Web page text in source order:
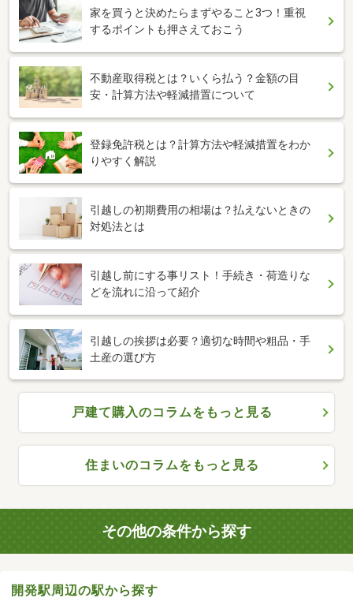
家を買うと決めたらまずやること3つ！重視
するポイントも押さえておこう
不動産取得税とは？いくら払う？金額の目
安・計算方法や軽減措置について
登録免許税とは？計算方法や軽減措置をわか
りやすく解説
引越しの初期費用の相場は？払えないときの
対処法とは
引越し前にする事リスト！手続き・荷造りな
どを流れに沿って紹介
引越しの挨拶は必要？適切な時間や粗品・手
土産の選び方
戸建て購入のコラムをもっと見る
住まいのコラムをもっと見る
その他の条件から探す
開発駅周辺の駅から探す